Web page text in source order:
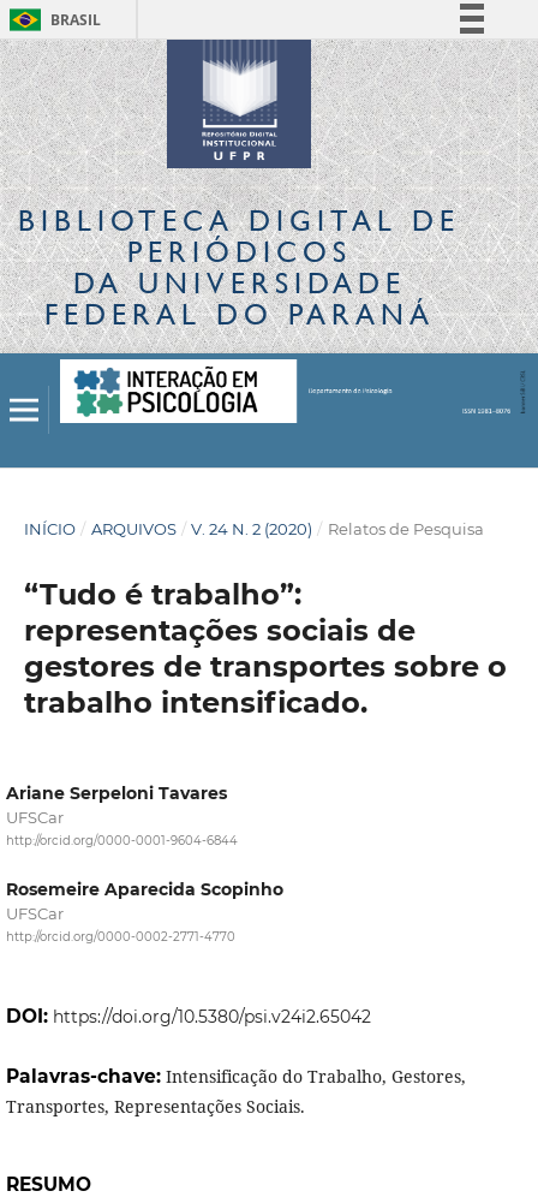
BRASIL
Simplifique!
Comunica BR
Participe
Acesso à informação
Legislação
Canais
BIBLIOTECA DIGITALDE
PERIÓDICOS
DA UNIVERSIDADE
FEDERAL DO PARANÁ
INÍCIO / ARQUIVOS / V. 24 N. 2 (2020) / Relatos de Pesquisa
“Tudo é trabalho”:
representações sociais de
gestores de transportes sobre o
trabalho intensificado.
Ariane Serpeloni Tavares
UFSCar
http://orcid.org/0000-0001-9604-6844
Rosemeire Aparecida Scopinho
UFSCar
http://orcid.org/0000-0002-2771-4770
DOI: https://doi.org/10.5380/psi.v24i2.65042
Palavras-chave: Intensificação do Trabalho, Gestores,
Transportes, Representações Sociais.
RESUMO